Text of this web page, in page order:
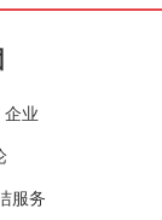
企业
服务